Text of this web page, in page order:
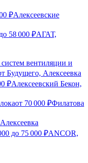
₽Алексеевские
до 58 000 ₽АГАТ,
вентиляции и
Будущего, Алексеевка
₽Алексеевский Бекон,
от 70 000 ₽Филатова
до 75 000 ₽ANCOR,